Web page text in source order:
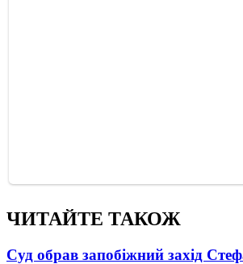
ЧИТАЙТЕ ТАКОЖ
Суд обрав запобіжний захід